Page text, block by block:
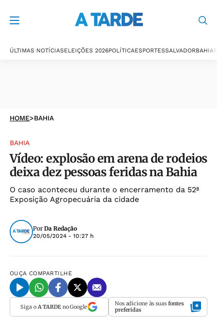
ÚLTIMAS NOTÍCIASELEIÇÕES 2026POLÍTICAESPORTESSALVADORBAHIA
HOME>BAHIA
BAHIA
Vídeo: explosão em arena de rodeios
deixa dez pessoas feridas na Bahia
O caso aconteceu durante o encerramento da 52ª
Exposição Agropecuária da cidade
Por Da Redação
20/05/2024 - 10:27 h
OUÇA COMPARTILHE
Siga o A TARDEno Google Nos adicione às suas fontes
preferidas